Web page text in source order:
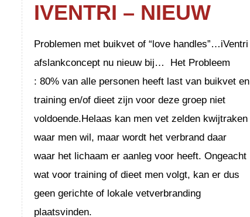
IVENTRI – NIEUW
Problemen met buikvet of “love handles”…iVentri
afslankconcept nu nieuw bij… Het Probleem
: 80% van alle personen heeft last van buikvet en
training en/of dieet zijn voor deze groep niet
voldoende.Helaas kan men vet zelden kwijtraken
waar men wil, maar wordt het verbrand daar
waar het lichaam er aanleg voor heeft. Ongeacht
wat voor training of dieet men volgt, kan er dus
geen gerichte of lokale vetverbranding
plaatsvinden.